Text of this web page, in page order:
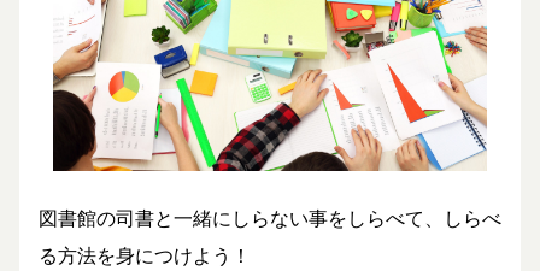
図書館の司書と一緒にしらない事をしらべて、しらべ
る方法を身につけよう！